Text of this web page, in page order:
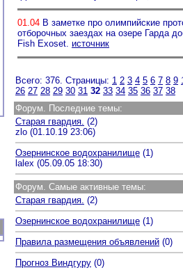
01.04 В заметке про олимпийские
отборочных заездах на озере Гарда
Fish Exoset. источник
Всего: 376. Страницы: 1 2 3 4 5 6 7 8 9
26 27 28 29 30 31 32 33 34 35 36 37 38
Форум. Последние темы:
Старая гвардия. (2)
zlo (01.10.19 23:06)
Озернинское водохранилище (1)
lalex (05.09.05 18:30)
Форум. Самые активные темы:
Старая гвардия. (2)
Озернинское водохранилище (1)
Правила размещения объявлений (0)
Прогноз Виндгуру (0)